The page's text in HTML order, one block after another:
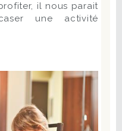
il nous parait
une activité